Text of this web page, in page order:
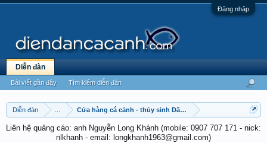
Đăng nhập
Diễn đàn Cửa hàng cá cảnh - thủy sinh Dã Tượng
Liên hệ quảng cáo: anh Nguyễn Long Khánh (mobile: 0907 707 171 - nick:
nlkhanh - email: longkhanh1963@gmail.com)
Diễn đàn
Bài viết gần đây Tìm kiếm diễn đàn